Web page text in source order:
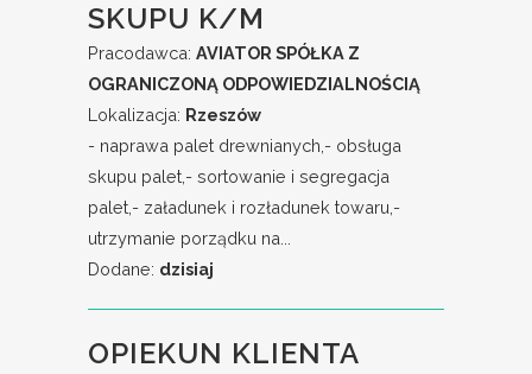
SKUPU K/M
Pracodawca: AVIATOR SPÓŁKA Z
OGRANICZONĄ ODPOWIEDZIALNOŚCIĄ
Lokalizacja: Rzeszów
- naprawa palet drewnianych,- obsługa
skupu palet,- sortowanie i segregacja
palet,- załadunek i rozładunek towaru,-
utrzymanie porządku na...
Dodane: dzisiaj
OPIEKUN KLIENTA